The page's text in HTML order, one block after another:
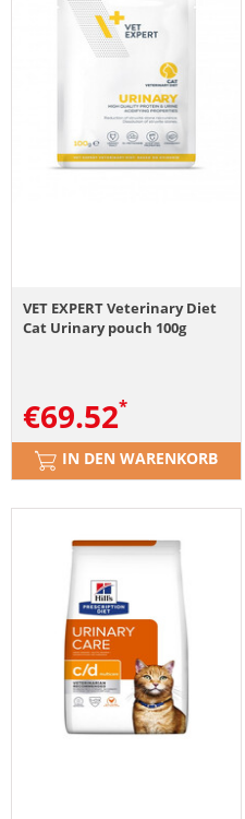
VET EXPERT Veterinary Diet
Cat Urinary pouch 100g
€69.52
IN DEN WARENKORB